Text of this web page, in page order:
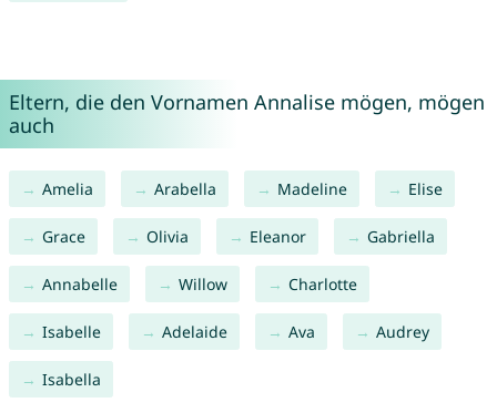
Eltern, die den Vornamen Annalise mögen, mögen
auch
Amelia Arabella Madeline Elise
Grace Olivia Eleanor Gabriella
Annabelle Willow Charlotte
Isabelle Adelaide Ava Audrey
Isabella